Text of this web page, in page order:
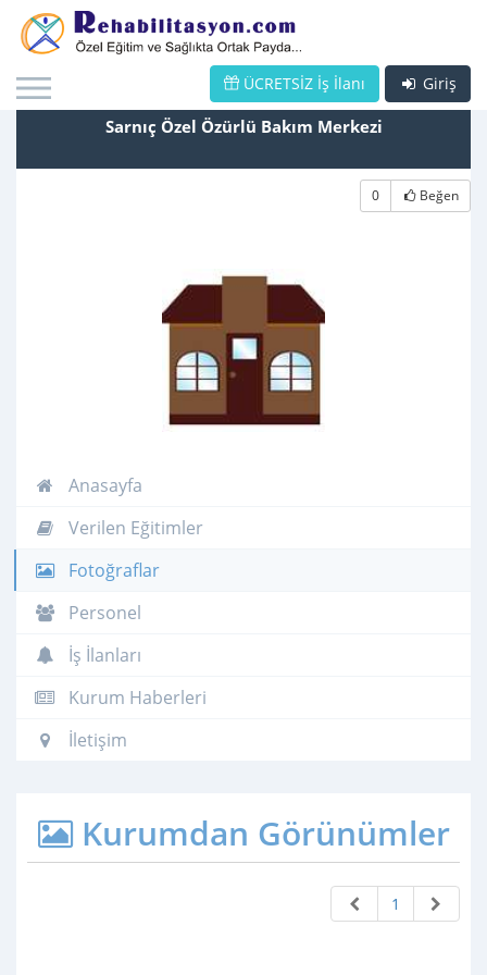
Giriş
ÜCRETSİZ İş İlanı
Sarnıç Özel Özürlü Bakım Merkezi
0 Beğen
Anasayfa
Verilen Eğitimler
Fotoğraflar
Personel
İş İlanları
Kurum Haberleri
İletişim
Kurumdan Görünümler
1